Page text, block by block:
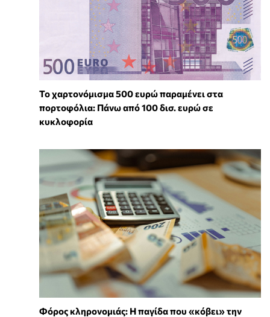
Το χαρτονόμισμα 500 ευρώ παραμένει στα
πορτοφόλια: Πάνω από 100 δισ. ευρώ σε
κυκλοφορία
Φόρος κληρονομιάς: Η παγίδα που «κόβει» την